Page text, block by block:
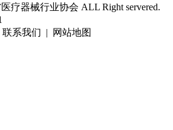
疗器械行业协会 ALL Right servered.
系我们 | 网站地图